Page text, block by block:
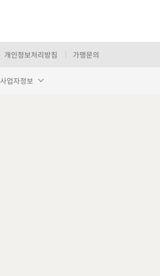
개인정보처리방침 가맹문의
사업자정보